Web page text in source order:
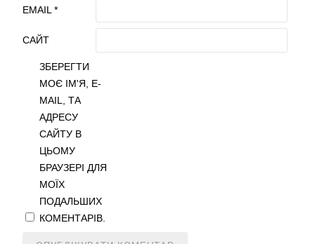
EMAIL *
САЙТ
ЗБЕРЕГТИ
МОЄ ІМ'Я, E-
MAIL, ТА
АДРЕСУ
САЙТУ В
ЦЬОМУ
БРАУЗЕРІ ДЛЯ
МОЇХ
ПОДАЛЬШИХ
КОМЕНТАРІВ.